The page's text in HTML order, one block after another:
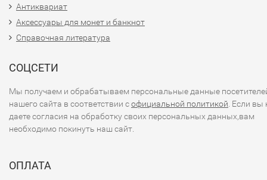
Антиквариат
Аксессуары для монет и банкнот
Справочная литература
СОЦСЕТИ
Мы получаем и обрабатываем персональные данные
нашего сайта в соответствии софициальной политикой. Если вы
даете согласия на обработку своих персональных данных,вам
необходимо покинуть наш сайт.
ОПЛАТА